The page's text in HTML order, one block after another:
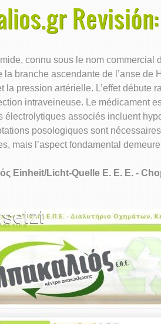
Revisión:
connu sous le nom commercial
la branche ascendante de l’anse de
la pression artérielle. L’effet débute
intraveineuse. Le médicament
électrolytiques associés incluent
posologiques sont
mais l’aspect fondamental
Einheit/Licht-Quelle E. E. E. -